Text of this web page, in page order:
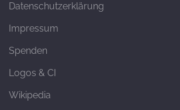
Datenschutzerklärung
Impressum
Spenden
Logos & CI
Wikipedia